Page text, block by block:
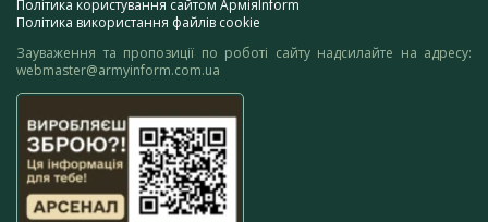
Політика користування сайтом АрміяInform
Політика використання файлів cookie
Зауваження та пропозиції по роботі сайту надсилайте на адресу:
webmaster@armyinform.com.ua